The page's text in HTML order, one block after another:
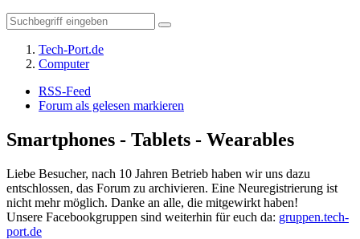
Tech-Port.de
Computer
RSS-Feed
Forum als gelesen markieren
Smartphones - Tablets - Wearables
Liebe Besucher, nach 10 Jahren Betrieb haben wir uns dazu
entschlossen, das Forum zu archivieren. Eine Neuregistrierung ist
nicht mehr möglich. Danke an alle, die mitgewirkt haben!
Unsere Facebookgruppen sind weiterhin für euch da: gruppen.tech-
port.de